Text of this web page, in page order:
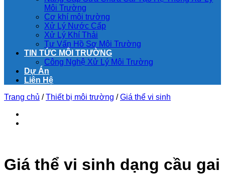
Môi Trường
Cơ khí môi trường
Xử Lý Nước Cấp
Xử Lý Khí Thải
Tư Vấn Hồ Sơ Môi Trường
TIN TỨC MÔI TRƯỜNG
Công Nghệ Xử Lý Môi Trường
Dự Án
Liên Hệ
Trang chủ / Thiết bị môi trường / Giá thể vi sinh
Giá thể vi sinh dạng cầu gai